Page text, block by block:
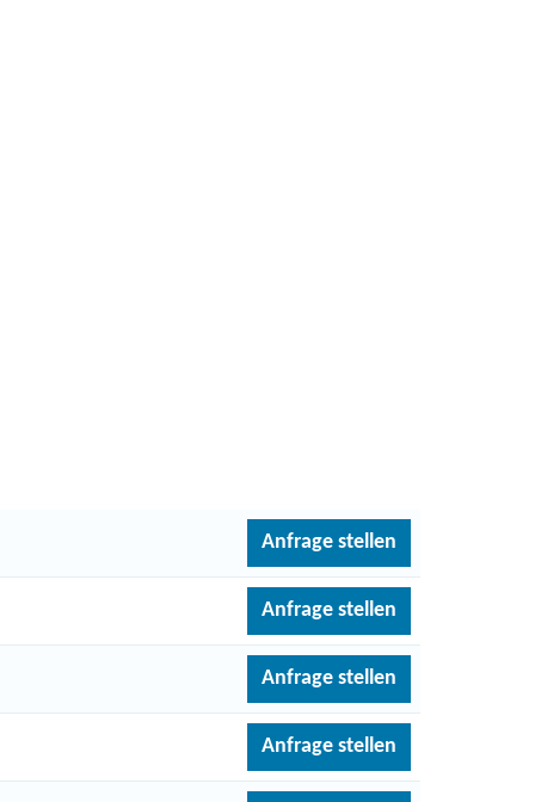
Anfrage stellen
Anfrage stellen
Anfrage stellen
Anfrage stellen